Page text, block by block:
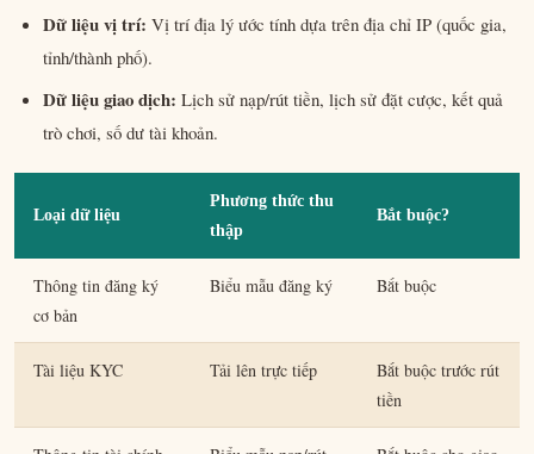
Dữ liệu vị trí: Vị trí địa lý ước tính dựa trên địa chỉ IP (quốc gia,
tỉnh/thành phố).
Dữ liệu giao dịch: Lịch sử nạp/rút tiền, lịch sử đặt cược, kết quả
trò chơi, số dư tài khoản.
Loại dữ liệu
Phương thức thu
thập
Bắt buộc?
Thông tin đăng ký
cơ bản
Biểu mẫu đăng ký Bắt buộc
Tài liệu KYC Tải lên trực tiếp
Bắt buộc trước rút
tiền